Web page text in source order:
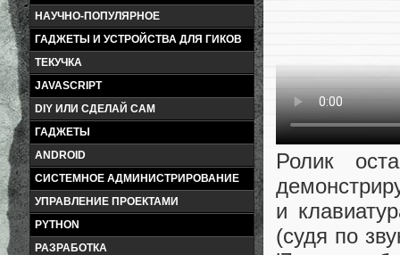
НАУЧНО-ПОПУЛЯРНОЕ
ГАДЖЕТЫ И УСТРОЙСТВА ДЛЯ ГИКОВ
ТЕКУЧКА
JAVASCRIPT
DIY ИЛИ СДЕЛАЙ САМ
ГАДЖЕТЫ
ANDROID
СИСТЕМНОЕ АДМИНИСТРИРОВАНИЕ
УПРАВЛЕНИЕ ПРОЕКТАМИ
PYTHON
РАЗРАБОТКА
Ролик
и
(судя по